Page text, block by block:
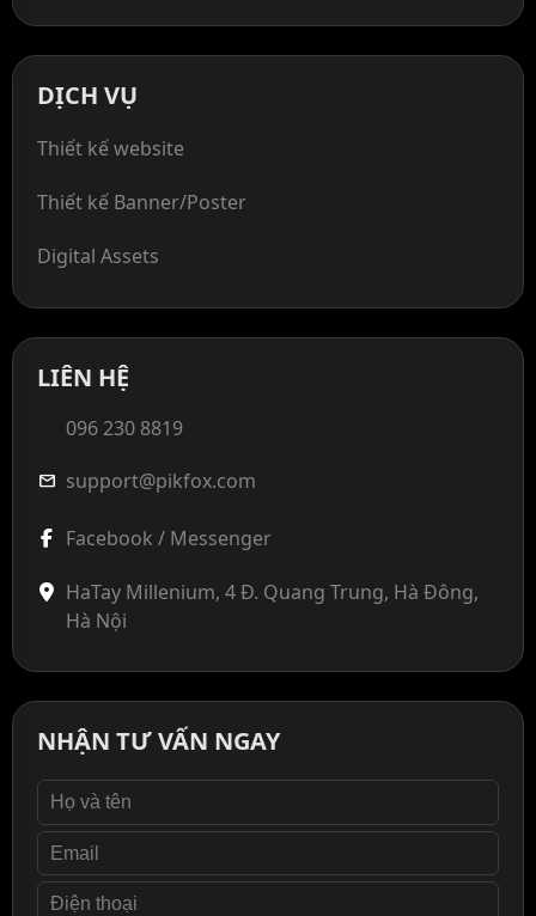
DỊCH VỤ
Thiết kế website
Thiết kế Banner/Poster
Digital Assets
LIÊN HỆ
096 230 8819
mail support@pikfox.com
Facebook / Messenger
HaTay Millenium, 4 Đ. Quang Trung, Hà Đông,
Hà Nội
NHẬN TƯ VẤN NGAY